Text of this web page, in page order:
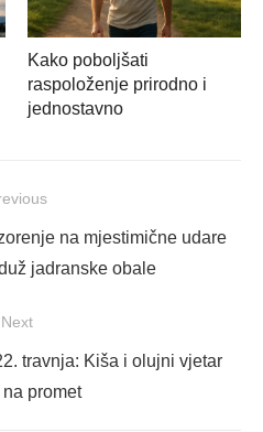
Kako poboljšati
raspoloženje prirodno i
jednostavno
na mjestimične udare
jadranske obale
Next
travnja: Kiša i olujni vjetar
promet